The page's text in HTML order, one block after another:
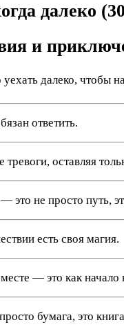
далеко
и
далеко, чтобы
ответить.
тревоги, оставляя
это не просто путь,
есть своя магия.
— это как
бумага, это